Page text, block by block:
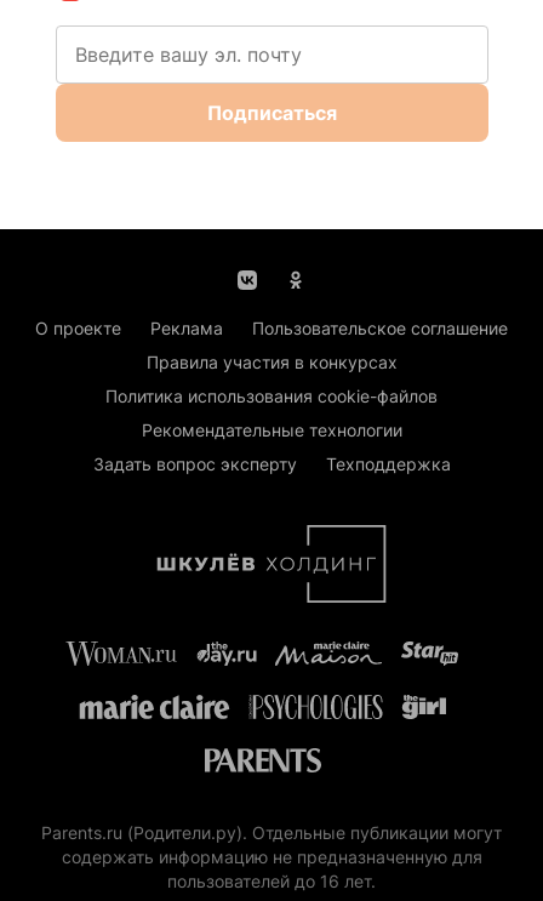
Подписаться
О проекте Реклама
Пользовательское соглашение
Правила участия в конкурсах
Политика использования cookie-файлов
Рекомендательные технологии
Задать вопрос эксперту
Техподдержка
Parents.ru (Родители.ру). Отдельные публикации могут
содержать информацию не предназначенную для
пользователей до 16 лет.